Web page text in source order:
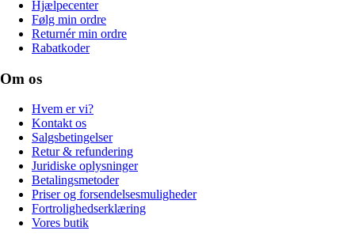
Hjælpecenter
Følg min ordre
Returnér min ordre
Rabatkoder
Om os
Hvem er vi?
Kontakt os
Salgsbetingelser
Retur & refundering
Juridiske oplysninger
Betalingsmetoder
Priser og forsendelsesmuligheder
Fortrolighedserklæring
Vores butik